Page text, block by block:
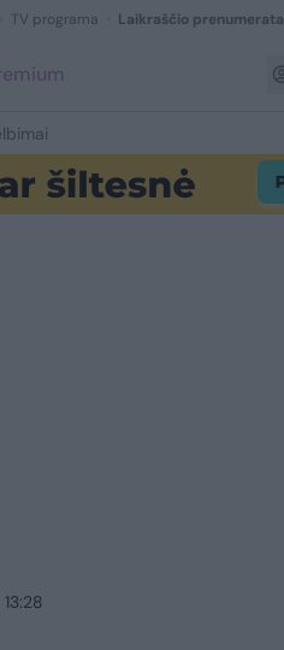
TV programa Laikraščio prenumerata